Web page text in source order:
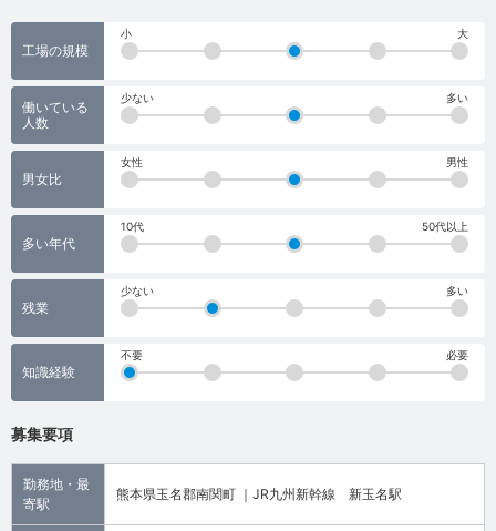
工場の規模
小 大
働いている
人数
少ない 多い
男女比
女性 男性
多い年代
10代 50代以上
残業
少ない 多い
知識経験
不要 必要
募集要項
勤務地・最
寄駅
熊本県玉名郡南関町 ｜JR九州新幹線 新玉名駅